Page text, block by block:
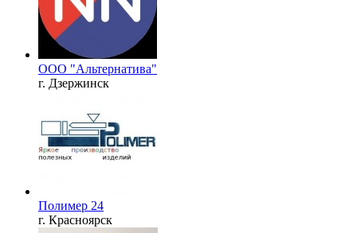
ООО "Альтернатива"
г. Дзержинск
Полимер 24
г. Красноярск